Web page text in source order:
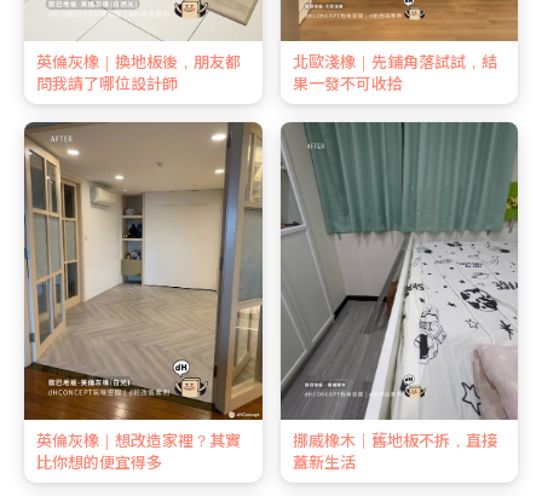
英倫灰橡｜換地板後，朋友都
問我請了哪位設計師
北歐淺橡｜先鋪角落試試，結
果一發不可收拾
英倫灰橡｜想改造家裡？其實
比你想的便宜得多
挪威橡木｜舊地板不拆，直接
蓋新生活